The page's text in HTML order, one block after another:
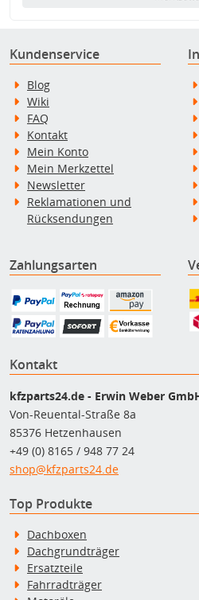
Kundenservice
Blog
Wiki
FAQ
Kontakt
Mein Konto
Mein Merkzettel
Newsletter
Reklamationen und
Rücksendungen
Zahlungsarten
Kontakt
kfzparts24.de - Erwin Weber
Von-Reuental-Straße 8a
85376 Hetzenhausen
+49 (0) 8165 / 948 77 24
shop@kfzparts24.de
Top Produkte
Dachboxen
Dachgrundträger
Ersatzteile
Fahrradträger